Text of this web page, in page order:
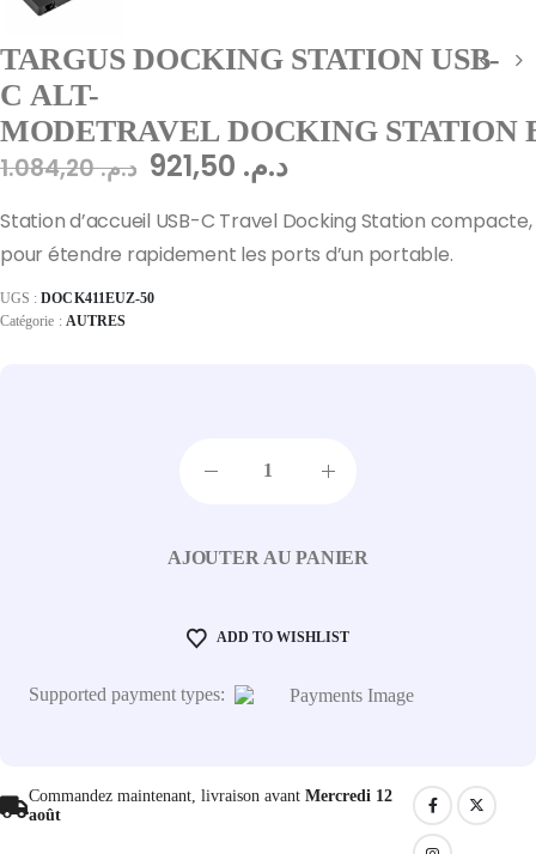
TARGUS DOCKING STATION USB-
C ALT-
MODETRAVEL DOCKING STATION
د.م.1.084,20 د.م.
Station d’accueil USB-C Travel Docking Station compacte,
pour étendre rapidement les ports d’un portable.
UGS :DOCK411EUZ-50
Catégorie : AUTRES
AJOUTER AU PANIER
ADD TO WISHLIST
Supported payment types:
Commandez maintenant, livraison avant Mercredi 12
août